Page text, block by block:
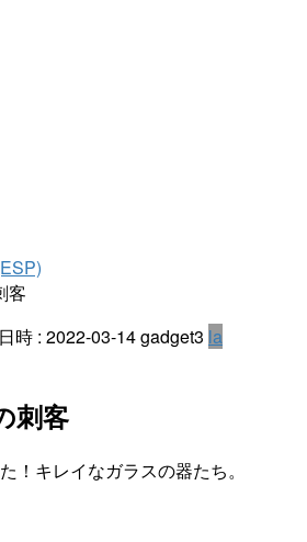
客
時 : 2022-03-14gadget3 la
刺客
！キレイなガラスの器たち。